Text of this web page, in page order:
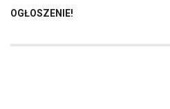
OGŁOSZENIE!